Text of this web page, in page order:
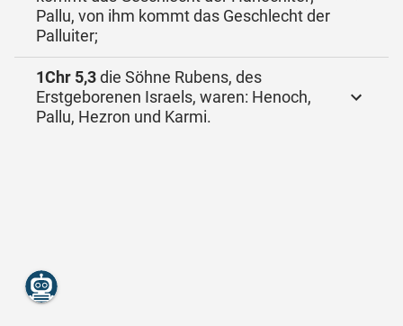
Pallu, von ihm kommt das Geschlecht der
Palluiter;
1Chr 5,3die Söhne Rubens, des
Erstgeborenen Israels, waren: Henoch,
Pallu, Hezron und Karmi.